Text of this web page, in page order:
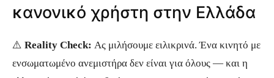
κανονικό χρήστη στην Ελλάδα
⚠️ Reality Check: Ας μιλήσουμε ειλικρινά. Ένα κινητό με
ενσωματωμένο ανεμιστήρα δεν είναι για όλους — και η